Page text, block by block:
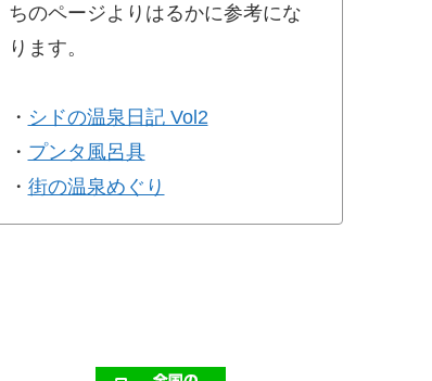
ちのページよりはるかに参考にな
ります。
・ シドの温泉日記 Vol2
・ プンタ風呂具
・ 街の温泉めぐり